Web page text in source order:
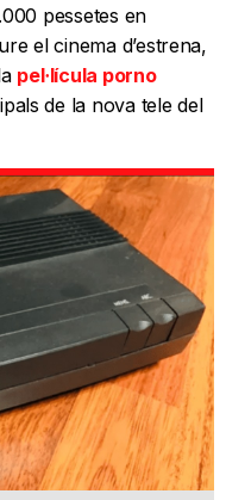
pessetes en
el cinema d’estrena,
pel·lícula porno
de la nova tele del